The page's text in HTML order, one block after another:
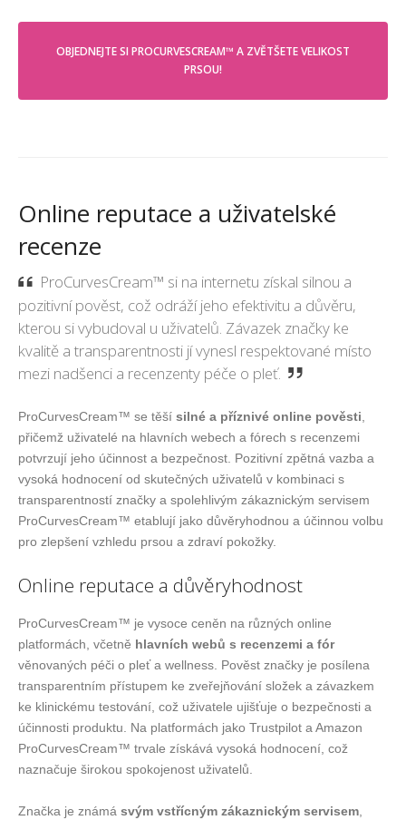
OBJEDNEJTE SI PROCURVESCREAM™ A ZVĚTŠETE VELIKOST
PRSOU!
Online reputace a uživatelské
recenze
ProCurvesCream™ si na internetu získal silnou a
pozitivní pověst, což odráží jeho efektivitu a důvěru,
kterou si vybudoval u uživatelů. Závazek značky ke
kvalitě a transparentnosti jí vynesl respektované místo
mezi nadšenci a recenzenty péče o pleť.
ProCurvesCream™ se těší silné a příznivé online pověsti,
přičemž uživatelé na hlavních webech a fórech s recenzemi
potvrzují jeho účinnost a bezpečnost. Pozitivní zpětná vazba a
vysoká hodnocení od skutečných uživatelů v kombinaci s
transparentností značky a spolehlivým zákaznickým servisem
ProCurvesCream™ etablují jako důvěryhodnou a účinnou volbu
pro zlepšení vzhledu prsou a zdraví pokožky.
Online reputace a důvěryhodnost
ProCurvesCream™ je vysoce ceněn na různých online
platformách, včetně hlavních webů s recenzemi a fór
věnovaných péči o pleť a wellness. Pověst značky je posílena
transparentním přístupem ke zveřejňování složek a závazkem
ke klinickému testování, což uživatele ujišťuje o bezpečnosti a
účinnosti produktu. Na platformách jako Trustpilot a Amazon
ProCurvesCream™ trvale získává vysoká hodnocení, což
naznačuje širokou spokojenost uživatelů.
Značka je známá svým vstřícným zákaznickým servisem